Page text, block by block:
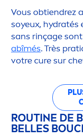
Vous obtiendrez
soyeux, hydratés
sans rinçage
abîmés. Très prat
votre cure sur
ROUTINE DE
BELLES